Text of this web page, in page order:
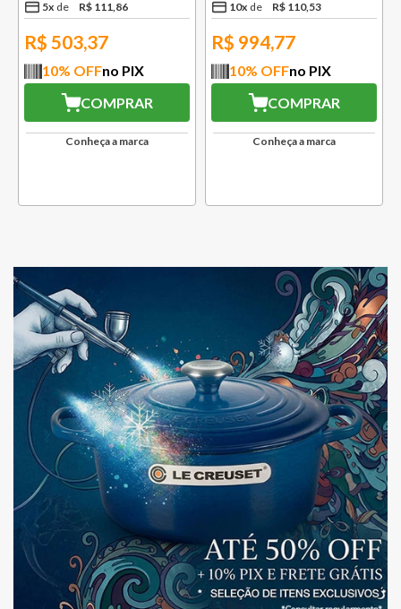
5x R$ 111,86
R$ 503,37
10% OFFno PIX
COMPRAR
Conheça a marca
10x R$ 110,53
R$ 994,77
10% OFFno PIX
COMPRAR
Conheça a marca